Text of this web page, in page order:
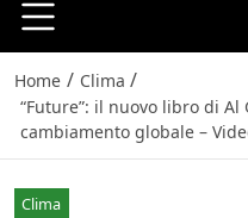
Home / Clima /
“Future”: il nuovo libro di
cambiamento globale –
Clima